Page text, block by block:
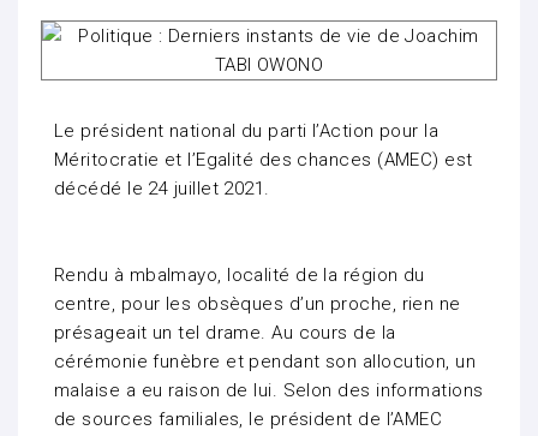
Le président national du parti l’Action pour la
Méritocratie et l’Egalité des chances (AMEC) est
décédé le 24 juillet 2021.
Rendu à mbalmayo, localité de la région du
centre, pour les obsèques d’un proche, rien ne
présageait un tel drame. Au cours de la
cérémonie funèbre et pendant son allocution, un
malaise a eu raison de lui. Selon des informations
de sources familiales, le président de l’AMEC